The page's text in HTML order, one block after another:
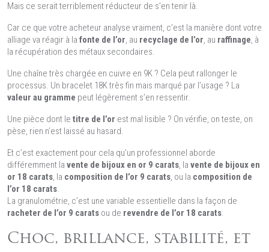
Mais ce serait terriblement réducteur de s’en tenir là.
Car ce que votre acheteur analyse vraiment, c’est la manière dont votre
alliage va réagir à la fonte de l’or, au recyclage de l’or, au raffinage, à
la récupération des métaux secondaires.
Une chaîne très chargée en cuivre en 9K ? Cela peut rallonger le
processus. Un bracelet 18K très fin mais marqué par l’usage ? La
valeur au gramme peut légèrement s’en ressentir.
Une pièce dont le titre de l’or est mal lisible ? On vérifie, on teste, on
pèse, rien n’est laissé au hasard.
Et c’est exactement pour cela qu’un professionnel aborde
différemment la vente de bijoux en or 9 carats, la vente de bijoux en
or 18 carats, la composition de l’or 9 carats, ou la composition de
l’or 18 carats.
La granulométrie, c’est une variable essentielle dans la façon de
racheter de l’or 9 carats ou de revendre de l’or 18 carats.
Choc, brillance, stabilité, et